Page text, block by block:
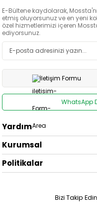
E-Bültene kaydolarak,
etmiş oluyorsunuz ve en yeni
özel hizmetlerimizi içeren
ediyorsunuz.
İletişim Formu
WhatsApp
Yardım
Kurumsal
Politikalar
Bizi Takip Edin